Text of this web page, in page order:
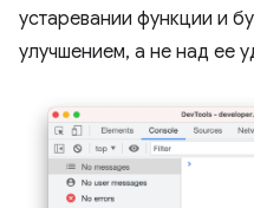
устаревании функции и
улучшением, а не над ее